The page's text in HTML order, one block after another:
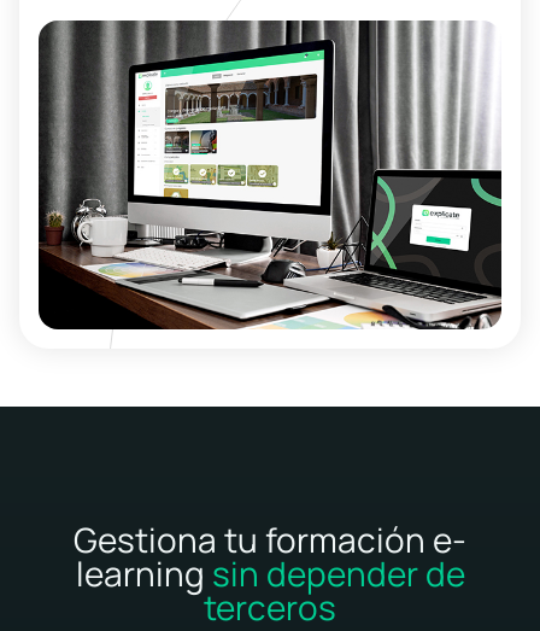
Gestiona tu formación e-
learning sin depender de
terceros